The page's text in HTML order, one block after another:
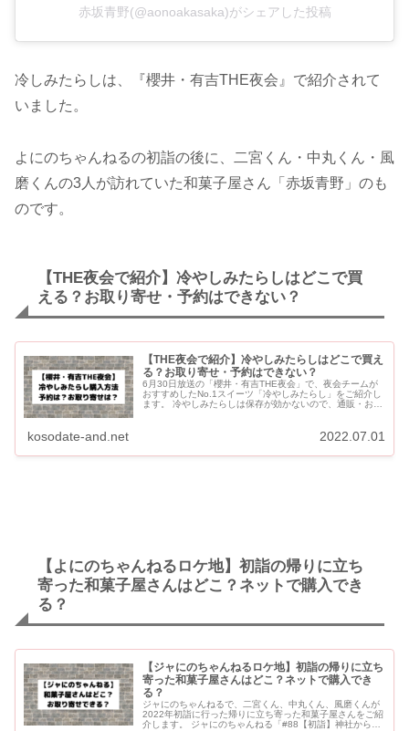
赤坂青野(@aonoakasaka)がシェアした投稿
冷しみたらしは、『櫻井・有吉THE夜会』で紹介されて
いました。
よにのちゃんねるの初詣の後に、二宮くん・中丸くん・風
磨くんの3人が訪れていた和菓子屋さん「赤坂青野」のも
のです。
【THE夜会で紹介】冷やしみたらしはどこで買
える？お取り寄せ・予約はできない？
【THE夜会で紹介】冷やしみたらしはどこで買え
る？お取り寄せ・予約はできない？
6月30日放送の「櫻井・有吉THE夜会」で、夜会チームが
おすすめしたNo.1スイーツ「冷やしみたらし」をご紹介し
ます。 冷やしみたらしは保存が効かないので、通販・お取
kosodate-and.net 2022.07.01
【よにのちゃんねるロケ地】初詣の帰りに立ち
寄った和菓子屋さんはどこ？ネットで購入でき
る？
【ジャにのちゃんねるロケ地】初詣の帰りに立ち
寄った和菓子屋さんはどこ？ネットで購入でき
る？
ジャにのちゃんねるで、二宮くん、中丸くん、風磨くんが
2022年初詣に行った帰りに立ち寄った和菓子屋さんをご紹
介します。 ジャにのちゃんねる「#88【初詣】神社から部